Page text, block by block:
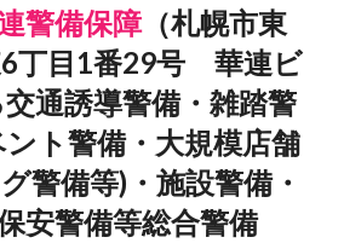
警備保障（札幌市東
6丁目1番29号 華連ビ
通誘導警備・雑踏警
ト警備・大規模店舗
警備等)・施設警備・
安警備等総合警備